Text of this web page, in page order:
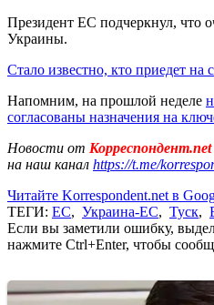
Президент ЕС подчеркнул, что
Украины.
Стало известно, кто приедет
Напомним, на прошлой неделе
согласованы назначения на
Новости от Корреспондент.net
на наш канал https://t.me/
Читайте Korrespondent.net в
ТЕГИ: ЕС, Украина-ЕС, Туск,
Если вы заметили ошибку,
нажмите Ctrl+Enter, чтобы